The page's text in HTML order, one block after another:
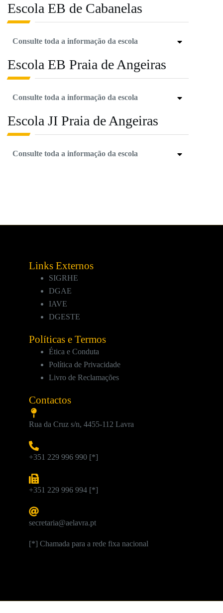
Escola EB de Cabanelas
Consulte toda a informação da escola
Escola EB Praia de Angeiras
Consulte toda a informação da escola
Escola JI Praia de Angeiras
Consulte toda a informação da escola
Links Externos
SIGRHE
DGAE
IAVE
DGESTE
Políticas e Termos
Ética e Conduta
Política de Privacidade
Livro de Reclamações
Contactos
Rua da Cruz s/n, 4455-112 Lavra
+351 229 996 990 [*]
+351 229 996 994 [*]
secretaria@aelavra.pt
[*] Chamada para a rede fixa nacional